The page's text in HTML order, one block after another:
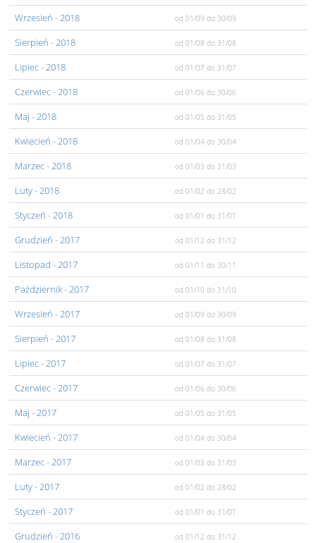
Wrzesień - 2018 od 01/09 do 30/09
Sierpień - 2018 od 01/08 do 31/08
Lipiec- 2018 od 01/07 do 31/07
Czerwiec- 2018 od 01/06 do 30/06
Maj - 2018 od 01/05 do 31/05
Kwiecień - 2018 od 01/04 do 30/04
Marzec- 2018 od 01/03 do 31/03
Luty- 2018 od 01/02 do 28/02
Styczeń - 2018 od 01/01 do 31/01
Grudzień - 2017 od 01/12 do 31/12
Listopad - 2017 od 01/11 do 30/11
Pażdziernik- 2017 od 01/10 do 31/10
Wrzesień - 2017 od 01/09 do 30/09
Sierpień - 2017 od 01/08 do 31/08
Lipiec- 2017 od 01/07 do 31/07
Czerwiec- 2017 od 01/06 do 30/06
Maj - 2017 od 01/05 do 31/05
Kwiecień - 2017 od 01/04 do 30/04
Marzec- 2017 od 01/03 do 31/03
Luty- 2017 od 01/02 do 28/02
Styczeń - 2017 od 01/01 do 31/01
Grudzień - 2016 od 01/12 do 31/12